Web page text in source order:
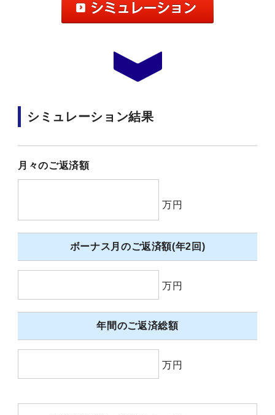
シミュレーション結果
月々のご返済額
万円
ボーナス月のご返済額(年2回)
万円
年間のご返済総額
万円